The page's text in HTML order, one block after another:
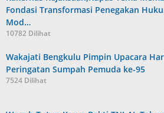
Fondasi Transformasi Penegakan
Mod…
10782 Dilihat
Wakajati Bengkulu Pimpin Upacara
Peringatan Sumpah Pemuda ke-95
7524 Dilihat